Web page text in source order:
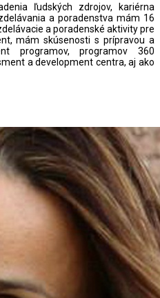
ľudských zdrojov, kariérna
a poradenstva mám 16
a poradenské aktivity pre
mám skúsenosti s prípravou a
programov, programov 360
a development centra, aj ako